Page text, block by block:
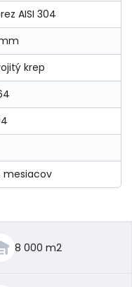
AISI 304
krep
mesiacov
8 000 m2